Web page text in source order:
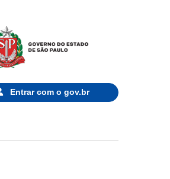
Entrar com o gov.br